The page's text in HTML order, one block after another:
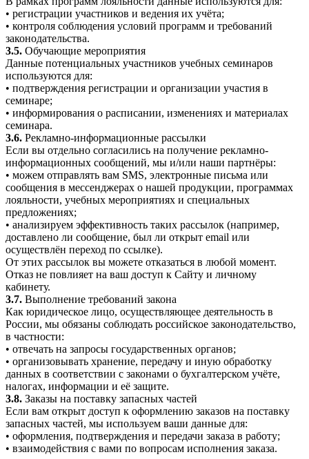
• регистрации участников и ведения их учёта;
• контроля соблюдения условий программ и требований
законодательства.
3.5. Обучающие мероприятия
Данные потенциальных участников учебных семинаров
используются для:
• подтверждения регистрации и организации участия в
семинаре;
• информирования о расписании, изменениях и материалах
семинара.
3.6. Рекламно-информационные рассылки
Если вы отдельно согласились на получение рекламно-
информационных сообщений, мы и/или наши партнёры:
• можем отправлять вам SMS, электронные письма или
сообщения в мессенджерах о нашей продукции, программах
лояльности, учебных мероприятиях и специальных
предложениях;
• анализируем эффективность таких рассылок (например,
доставлено ли сообщение, был ли открыт email или
осуществлён переход по ссылке).
От этих рассылок вы можете отказаться в любой момент.
Отказ не повлияет на ваш доступ к Сайту и личному
кабинету.
3.7. Выполнение требований закона
Как юридическое лицо, осуществляющее деятельность в
России, мы обязаны соблюдать российское законодательство,
в частности:
• отвечать на запросы государственных органов;
• организовывать хранение, передачу и иную обработку
данных в соответствии с законами о бухгалтерском учёте,
налогах, информации и её защите.
3.8. Заказы на поставку запасных частей
Если вам открыт доступ к оформлению заказов на поставку
запасных частей, мы используем ваши данные для:
• оформления, подтверждения и передачи заказа в работу;
• взаимодействия с вами по вопросам исполнения заказа.